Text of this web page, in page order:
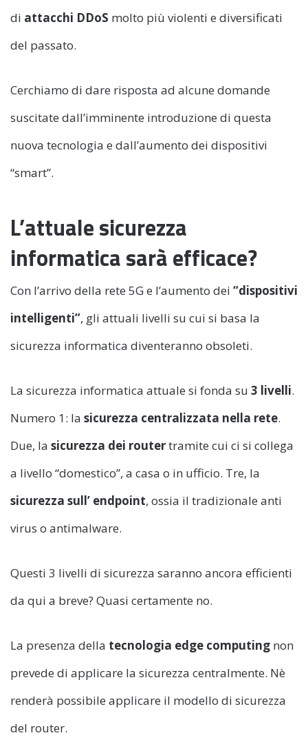
di attacchi DDoS molto più violenti e diversificati
del passato.
Cerchiamo di dare risposta ad alcune domande
suscitate dall’imminente introduzione di questa
nuova tecnologia e dall’aumento dei dispositivi
“smart”.
L’attuale sicurezza
informatica sarà efficace?
Con l’arrivo della rete 5G e l’aumento dei “dispositivi
intelligenti”, gli attuali livelli su cui si basa la
sicurezza informatica diventeranno obsoleti.
La sicurezza informatica attuale si fonda su 3 livelli.
Numero 1: la sicurezza centralizzata nella rete.
Due, la sicurezza dei routertramite cui ci si collega
a livello “domestico”, a casa o in ufficio. Tre, la
sicurezza sull’ endpoint, ossia il tradizionale anti
virus o antimalware.
Questi 3 livelli di sicurezza saranno ancora efficienti
da qui a breve? Quasi certamente no.
La presenza della tecnologia edge computing non
prevede di applicare la sicurezza centralmente. Nè
renderà possibile applicare il modello di sicurezza
del router.